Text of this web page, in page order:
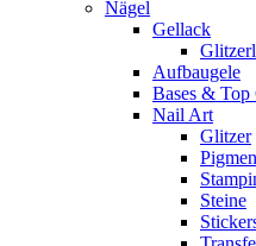
Nägel
Gellack
Aufbaugele
Bases & Top
Nail Art
Glitzer
Steine